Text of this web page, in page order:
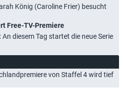
König (Caroline Frier) besucht
Free-TV-Premiere
An diesem Tag startet die neue Serie
von Staffel 4 wird tief